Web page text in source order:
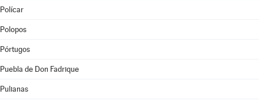
Polícar
Polopos
Pórtugos
Puebla de Don Fadrique
Pulianas